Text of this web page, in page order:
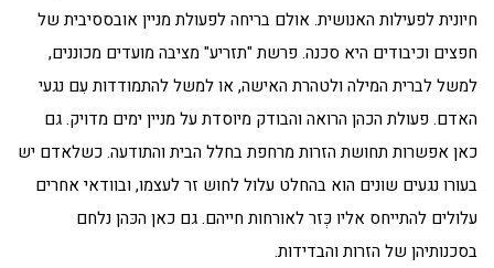
חיונית לפעילות האנושית. אולם בריחה לפעולת מניין אובססיבית של
חפצים וכיבודים היא סכנה. פרשת "תזריע" מציבה מועדים מכוננים,
למשל לברית המילה ולטהרת האישה, או למשל להתמודדות עִם נגעי
האדם. פעולת הכהן הרואה והבודק מיוסדת על מניין ימים מדויק. גם
כאן אפשרות תחושת הזרות מרחפת בחלל הבית והתודעה. כשלאדם יש
בעורו נגעים שונים הוא בהחלט עלול לחוש זר לעצמו, ובוודאי אחרים
עלולים להתייחס אליו כְּזר לאורחות חייהם. גם כאן הכּהן נלחם
בסכנותיהן של הזרות והבדידות.